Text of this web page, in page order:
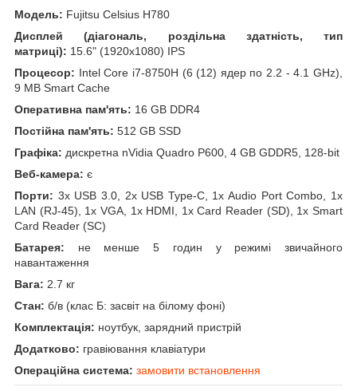
Модель: Fujitsu Celsius H780
Дисплей (діагональ, роздільна здатність, тип
матриці): 15.6" (1920x1080) IPS
Процесор: Intel Core i7-8750H (6 (12) ядер по 2.2 - 4.1 GHz),
9 MB Smart Cache
Оперативна пам'ять: 16 GB DDR4
Постійна пам'ять: 512 GB SSD
Графіка: дискретна nVidia Quadro P600, 4 GB GDDR5, 128-bit
Веб-камера: є
Порти: 3x USB 3.0, 2x USB Type-C, 1x Audio Port Combo, 1x
LAN (RJ-45), 1x VGA, 1x HDMI, 1x Card Reader (SD), 1x Smart
Card Reader (SC)
Батарея: не менше 5 годин у режимі звичайного
навантаження
Вага: 2.7 кг
Стан: б/в (клас Б: засвіт на білому фоні)
Комплектація: ноутбук, зарядний пристрій
Додатково: гравіювання клавіатури
Операційна система: замовити встановлення